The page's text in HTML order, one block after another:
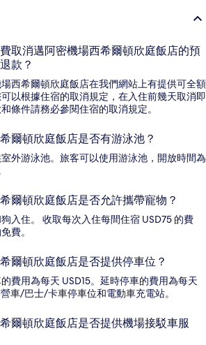
取消邁阿密機場西希爾頓欣庭飯店的預
款？
西希爾頓欣庭飯店在我們網站上有提供可全額
以根據住宿的取消規定，在入住前幾天取消即
條件請務必參閱住宿的取消規定。
爾頓欣庭飯店是否有游泳池？
外游泳池。旅客可以使用游泳池，開放時間為
爾頓欣庭飯店是否允許攜帶寵物？
入住。 收取每次入住每間住宿 USD75 的費
費。
爾頓欣庭飯店是否提供停車位？
費用為每天 USD15。延時停車的費用為每天
車/巴士/卡車停車位和電動車充電站。
爾頓欣庭飯店是否提供機場接駁車服